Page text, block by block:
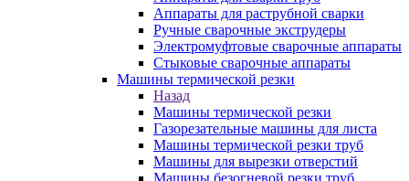
Аппараты для раструбной сварки
Ручные сварочные экструдеры
Электромуфтовые сварочные аппараты
Стыковые сварочные аппараты
Машины термической резки
Назад
Машины термической резки
Газорезательные машины для листа
Машины термической резки труб
Машины для вырезки отверстий
Машины безогневой резки труб